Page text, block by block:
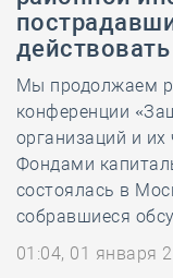
действовать
Мы продолжаем
конференции
организаций и
Фондами
состоялась в
собравшиеся
01:04, 01 января